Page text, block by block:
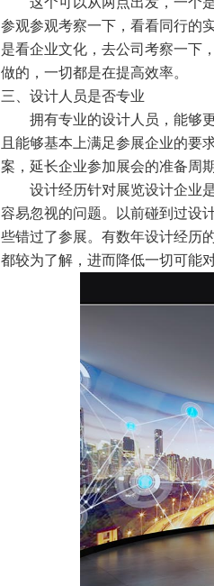
参观参观考察一下，看看同行的
是看企业文化，去公司考察一下
做的，一切都是在提高效率。
三、设计人员是否专业
拥有专业的设计人员，能够
且能够基本上满足参展企业的要
案，延长企业参加展会的准备周
设计经历针对展览设计企业
容易忽视的问题。以前碰到过设
些错过了参展。有数年设计经历
都较为了解，进而降低一切可能